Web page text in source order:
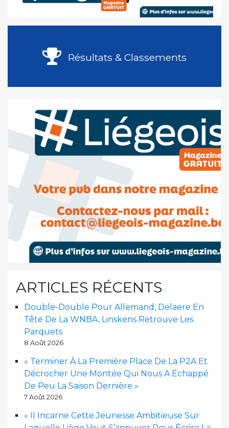
Résultats & Classements
ARTICLES RÉCENTS
Double-Double Pour Allemand, Delaere En
Tête De La WNBA, Linskens Retrouve Les
Parquets
8 Août 2026
« Terminer À La Première Place De La P2A Et
Décrocher Une Montée Qui Nous A Échappé
De Peu La Saison Dernière »
7 Août 2026
« Il Incarne Cette Jeunesse Ambitieuse Sur